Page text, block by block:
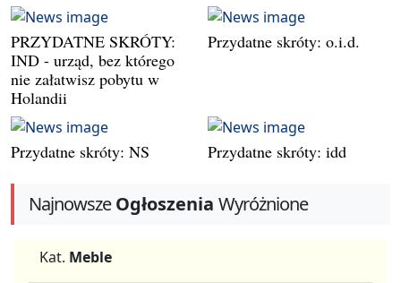
PRZYDATNE SKRÓTY:
IND - urząd, bez którego
nie załatwisz pobytu w
Holandii
Przydatne skróty: o.i.d.
Przydatne skróty: NS Przydatne skróty: idd
NajnowszeOgłoszenia Wyróżnione
Kat. Meble